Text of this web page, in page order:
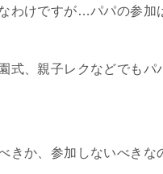
わけですが…パパの参加
式、親子レクなどでも
きか、参加しないべきな